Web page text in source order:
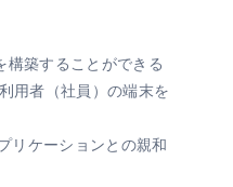
築することができる
用者（社員）の端末を
リケーションとの親和